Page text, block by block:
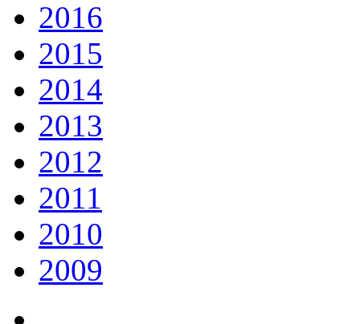
2016
2015
2014
2013
2012
2011
2010
2009